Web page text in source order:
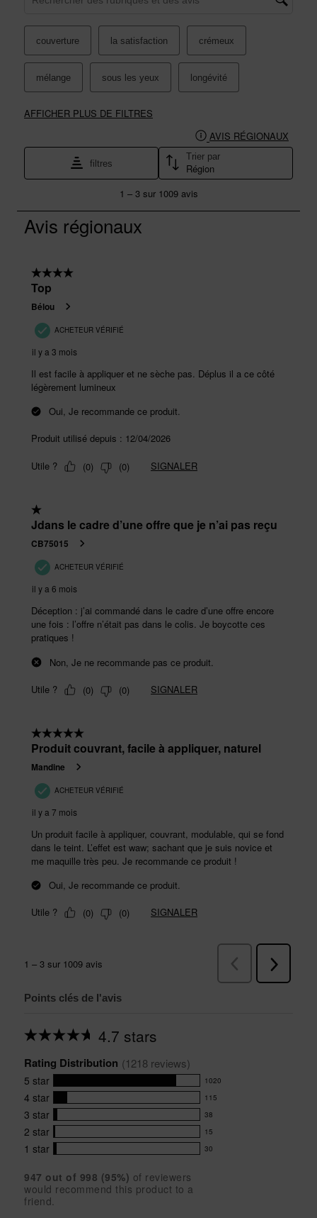
Points clés de l'avis
4.7 stars
Average
for
this
product:
4.7
out
of
5
stars
Rating Distribution (1218 reviews)
5 star 1020
1020
reviews
with
5
star
rating.
4 star 115
115
reviews
with
4
rating.
3 star 38
38
reviews
with
star
rating.
2 star 15
15
reviews
2
star
rating.
1 star 30
30
with
1
947 out of 998 (95%) of reviewers
would recommend this product to a
friend.